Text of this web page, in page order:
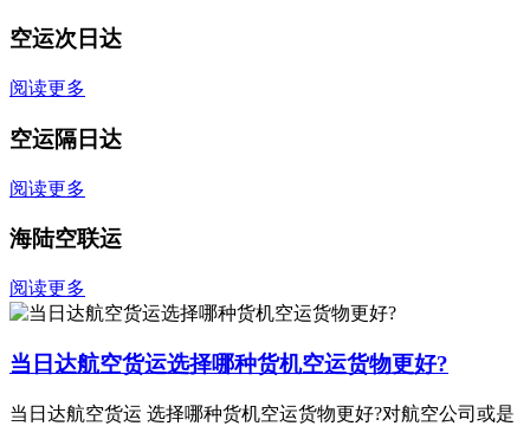
空运次日达
阅读更多
空运隔日达
阅读更多
海陆空联运
阅读更多
当日达航空货运选择哪种货机空运货物更好?
当日达航空货运 选择哪种货机空运货物更好?对航空公司或是